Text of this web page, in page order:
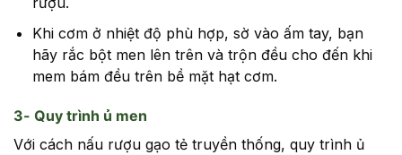
Khi cơm ở nhiệt độ phù hợp, sờ vào ấm tay, bạn
hãy rắc bột men lên trên và trộn đều cho đến khi
mem bám đều trên bề mặt hạt cơm.
3- Quy trình ủ men
Với cách nấu rượu gạo tẻ truyền thống, quy trình ủ